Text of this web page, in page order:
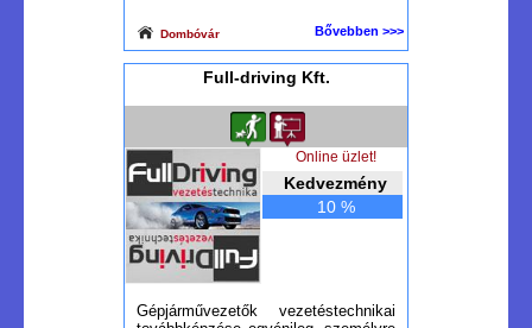
Dombóvár Bővebben >>>
Full-driving Kft.
Kedvezmény
10 %
Online üzlet!
Gépjárművezetők vezetéstechnikai